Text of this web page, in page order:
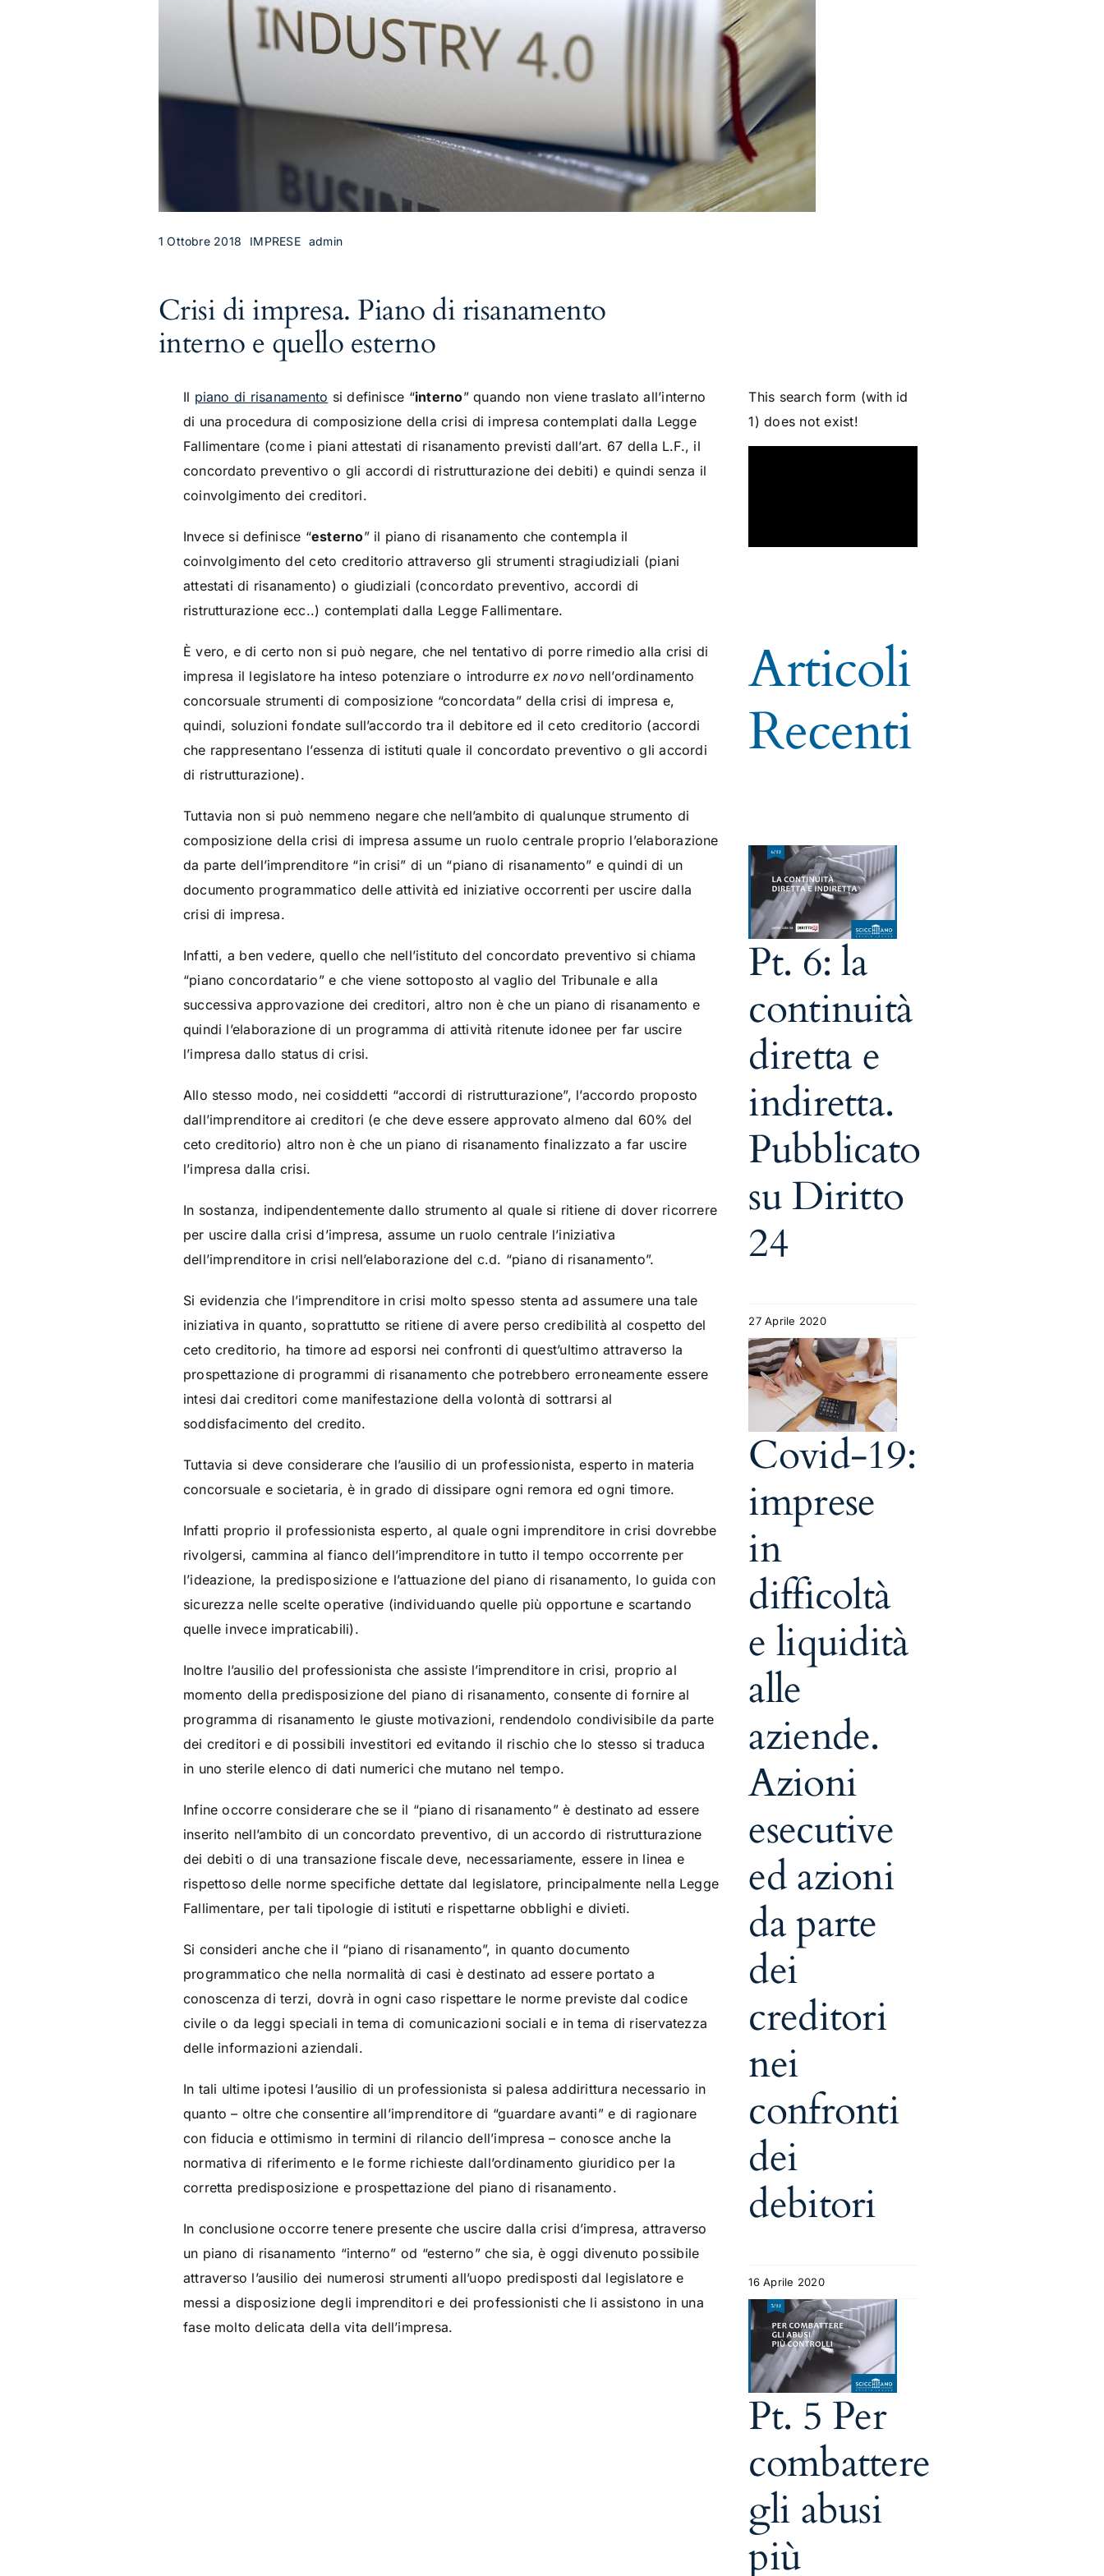
1 Ottobre 2018 IMPRESE admin
Crisi di impresa. Piano di risanamento
interno e quello esterno
Il piano di risanamento si definisce “interno” quando non viene traslato all’interno
di una procedura di composizione della crisi di impresa contemplati dalla Legge
Fallimentare (come i piani attestati di risanamento previsti dall’art. 67 della L.F., il
concordato preventivo o gli accordi di ristrutturazione dei debiti) e quindi senza il
coinvolgimento dei creditori.
Invece si definisce “esterno” il piano di risanamento che contempla il
coinvolgimento del ceto creditorio attraverso gli strumenti stragiudiziali (piani
attestati di risanamento) o giudiziali (concordato preventivo, accordi di
ristrutturazione ecc..) contemplati dalla Legge Fallimentare.
È vero, e di certo non si può negare, che nel tentativo di porre rimedio alla crisi di
impresa il legislatore ha inteso potenziare o introdurreex novo nell’ordinamento
concorsuale strumenti di composizione “concordata” della crisi di impresa e,
quindi, soluzioni fondate sull’accordo tra il debitore ed il ceto creditorio (accordi
che rappresentano l’essenza di istituti quale il concordato preventivo o gli accordi
di ristrutturazione).
Tuttavia non si può nemmeno negare che nell’ambito di qualunque strumento di
composizione della crisi di impresa assume un ruolo centrale proprio l’elaborazione
da parte dell’imprenditore “in crisi” di un “piano di risanamento” e quindi di un
documento programmatico delle attività ed iniziative occorrenti per uscire dalla
crisi di impresa.
Infatti, a ben vedere, quello che nell’istituto del concordato preventivo si chiama
“piano concordatario” e che viene sottoposto al vaglio del Tribunale e alla
successiva approvazione dei creditori, altro non è che un piano di risanamento e
quindi l’elaborazione di un programma di attività ritenute idonee per far uscire
l’impresa dallo status di crisi.
Allo stesso modo, nei cosiddetti “accordi di ristrutturazione”, l’accordo proposto
dall’imprenditore ai creditori (e che deve essere approvato almeno dal 60% del
ceto creditorio) altro non è che un piano di risanamento finalizzato a far uscire
l’impresa dalla crisi.
In sostanza, indipendentemente dallo strumento al quale si ritiene di dover ricorrere
per uscire dalla crisi d’impresa, assume un ruolo centrale l’iniziativa
dell’imprenditore in crisi nell’elaborazione del c.d. “piano di risanamento”.
Si evidenzia che l’imprenditore in crisi molto spesso stenta ad assumere una tale
iniziativa in quanto, soprattutto se ritiene di avere perso credibilità al cospetto del
ceto creditorio, ha timore ad esporsi nei confronti di quest’ultimo attraverso la
prospettazione di programmi di risanamento che potrebbero erroneamente essere
intesi dai creditori come manifestazione della volontà di sottrarsi al
soddisfacimento del credito.
Tuttavia si deve considerare che l’ausilio di un professionista, esperto in materia
concorsuale e societaria, è in grado di dissipare ogni remora ed ogni timore.
Infatti proprio il professionista esperto, al quale ogni imprenditore in crisi dovrebbe
rivolgersi, cammina al fianco dell’imprenditore in tutto il tempo occorrente per
l’ideazione, la predisposizione e l’attuazione del piano di risanamento, lo guida con
sicurezza nelle scelte operative (individuando quelle più opportune e scartando
quelle invece impraticabili).
Inoltre l’ausilio del professionista che assiste l’imprenditore in crisi, proprio al
momento della predisposizione del piano di risanamento, consente di fornire al
programma di risanamento le giuste motivazioni, rendendolo condivisibile da parte
dei creditori e di possibili investitori ed evitando il rischio che lo stesso si traduca
in uno sterile elenco di dati numerici che mutano nel tempo.
Infine occorre considerare che se il “piano di risanamento” è destinato ad essere
inserito nell’ambito di un concordato preventivo, di un accordo di ristrutturazione
dei debiti o di una transazione fiscale deve, necessariamente, essere in linea e
rispettoso delle norme specifiche dettate dal legislatore, principalmente nella Legge
Fallimentare, per tali tipologie di istituti e rispettarne obblighi e divieti.
Si consideri anche che il “piano di risanamento”, in quanto documento
programmatico che nella normalità di casi è destinato ad essere portato a
conoscenza di terzi, dovrà in ogni caso rispettare le norme previste dal codice
civile o da leggi speciali in tema di comunicazioni sociali e in tema di riservatezza
delle informazioni aziendali.
In tali ultime ipotesi l’ausilio di un professionista si palesa addirittura necessario in
quanto – oltre che consentire all’imprenditore di “guardare avanti” e di ragionare
con fiducia e ottimismo in termini di rilancio dell’impresa – conosce anche la
normativa di riferimento e le forme richieste dall’ordinamento giuridico per la
corretta predisposizione e prospettazione del piano di risanamento.
In conclusione occorre tenere presente che uscire dalla crisi d’impresa, attraverso
un piano di risanamento “interno” od “esterno” che sia, è oggi divenuto possibile
attraverso l’ausilio dei numerosi strumenti all’uopo predisposti dal legislatore e
messi a disposizione degli imprenditori e dei professionisti che li assistono in una
fase molto delicata della vita dell’impresa.
This search form (with id
1) does not exist!
Articoli
Recenti
Pt. 6: la
continuità
diretta e
Diritto 24
IMPRESE
Pt. 6: la
continuità
diretta e
indiretta.
Pubblicato
su Diritto
24
27 Aprile 2020
imprese in
difficoltà e
liquidità alle
aziende.
dei creditori
nei confronti
Articoli IMPRESE
Covid-19:
imprese
in
difficoltà
e liquidità
alle
aziende.
Azioni
esecutive
ed azioni
da parte
dei
creditori
nei
confronti
dei
debitori
16 Aprile 2020
Pt. 5 Per
combattere
gli abusi
più